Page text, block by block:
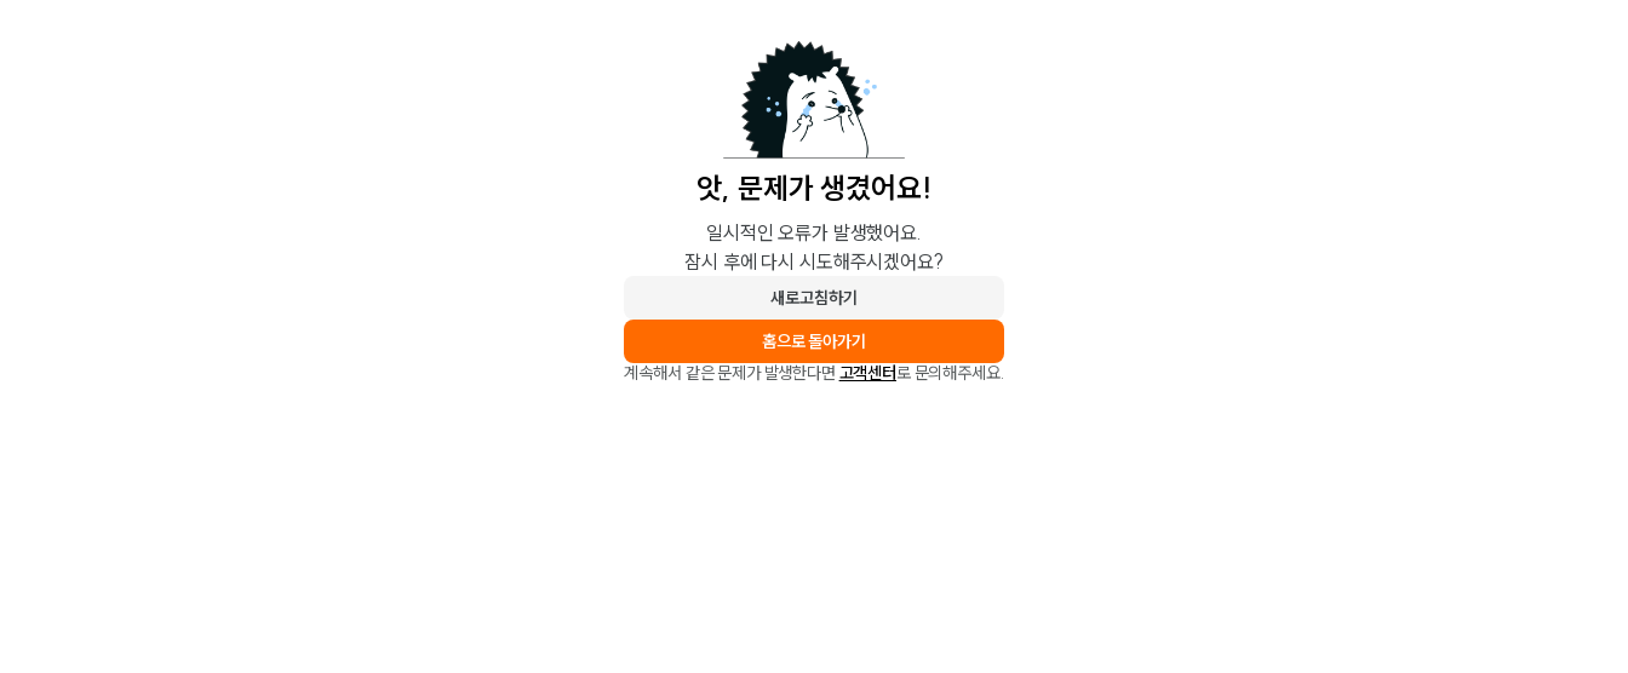
앗, 문제가 생겼어요!
일시적인 오류가 발생했어요.
잠시 후에 다시 시도해주시겠어요?
새로고침하기
홈으로 돌아가기
계속해서 같은 문제가 발생한다면 고객센터로 문의해주세요.